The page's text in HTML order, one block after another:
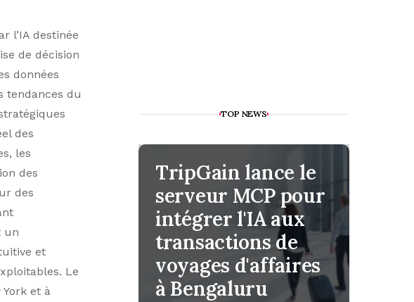
l’IA destinée
de décision
données
tendances du
des
les
des
des
un
et
Le
et à
TOP NEWS
TripGain lance le
serveur MCP pour
intégrer l'IA aux
transactions de
voyages d'affaires
à Bengaluru